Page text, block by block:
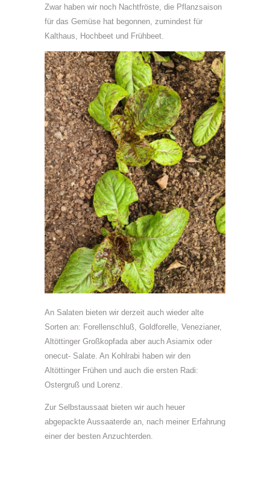
Zwar haben wir noch Nachtfröste, die Pflanzsaison
für das Gemüse hat begonnen, zumindest für
Kalthaus, Hochbeet und Frühbeet.
An Salaten bieten wir derzeit auch wieder alte
Sorten an: Forellenschluß, Goldforelle, Venezianer,
Altöttinger Großkopfada aber auch Asiamix oder
onecut- Salate. An Kohlrabi haben wir den
Altöttinger Frühen und auch die ersten Radi:
Ostergruß und Lorenz.
Zur Selbstaussaat bieten wir auch heuer
abgepackte Aussaaterde an, nach meiner Erfahrung
einer der besten Anzuchterden.